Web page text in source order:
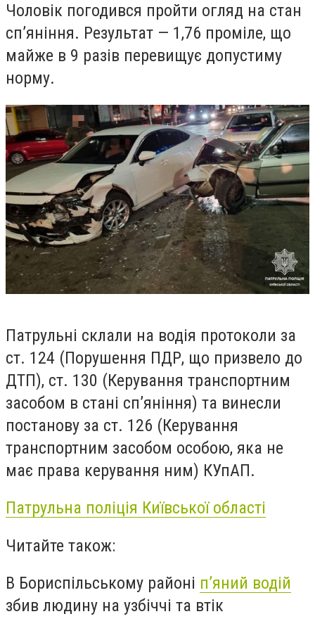
Чоловік погодився пройти огляд на стан
сп’яніння. Результат — 1,76 проміле, що
майже в 9 разів перевищує допустиму
норму.
Патрульні склали на водія протоколи за
ст. 124 (Порушення ПДР, що призвело до
ДТП), ст. 130 (Керування транспортним
засобом в стані сп’яніння) та винесли
постанову за ст. 126 (Керування
транспортним засобом особою, яка не
має права керування ним) КУпАП.
Патрульна поліція Київської області
Читайте також:
В Бориспільському районі п’яний водій
збив людину на узбіччі та втік